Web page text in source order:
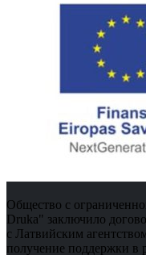
Общество с
Druka" заключило
с Латвийским
получение поддержки в